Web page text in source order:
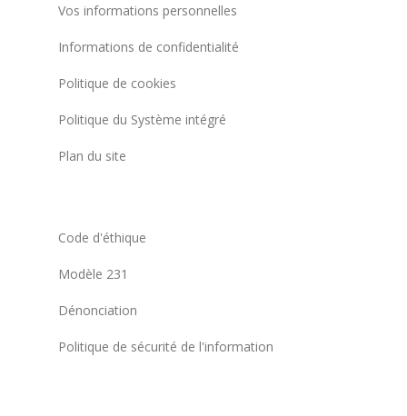
Vos informations personnelles
Informations de confidentialité
Politique de cookies
Politique du Système intégré
Plan du site
Code d'éthique
Modèle 231
Dénonciation
Politique de sécurité de l'information